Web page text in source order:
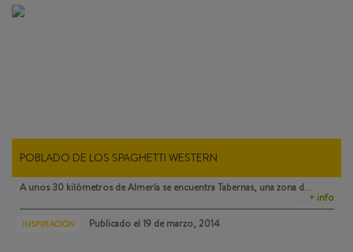
POBLADO DE LOS SPAGHETTI WESTERN
A unos 30 kilómetros de Almería se encuentra Tabernas, una zona d…
+ info
INSPIRACIÓN Publicado el 19 de marzo, 2014